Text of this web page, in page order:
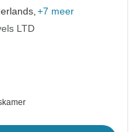
+7 meer
LTD